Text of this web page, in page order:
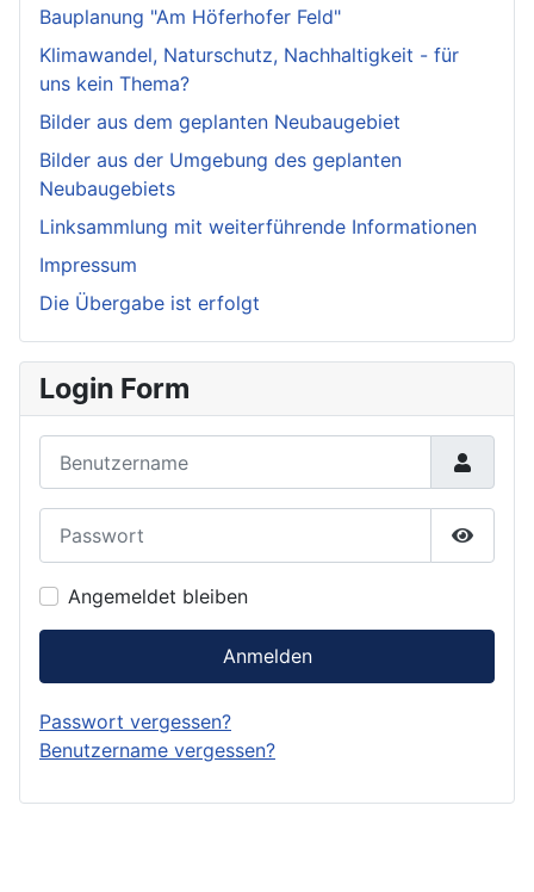
Bauplanung "Am Höferhofer Feld"
Klimawandel, Naturschutz, Nachhaltigkeit - für
uns kein Thema?
Bilder aus dem geplanten Neubaugebiet
Bilder aus der Umgebung des geplanten
Neubaugebiets
Linksammlung mit weiterführende Informationen
Impressum
Die Übergabe ist erfolgt
Login Form
Angemeldet bleiben
Anmelden
Passwort vergessen?
Benutzername vergessen?